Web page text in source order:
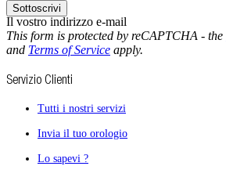
Il vostro indirizzo e-mail
Sottoscrivi
This form is protected by reCAPTCHA - the
and Terms of Service apply.
Servizio Clienti
Tutti i nostri servizi
Invia il tuo orologio
Lo sapevi ?